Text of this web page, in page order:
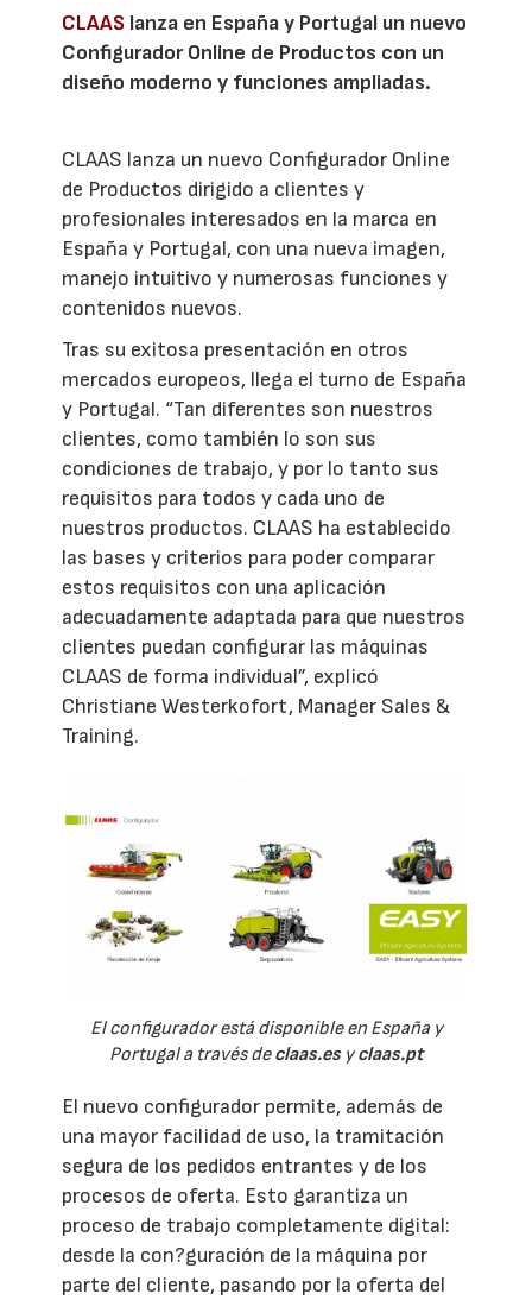
CLAAS lanza en España y Portugal un nuevo
Configurador Online de Productos con un
diseño moderno y funciones ampliadas.
CLAAS lanza un nuevo Configurador Online
de Productos dirigido a clientes y
profesionales interesados en la marca en
España y Portugal, con una nueva imagen,
manejo intuitivo y numerosas funciones y
contenidos nuevos.
Tras su exitosa presentación en otros
mercados europeos, llega el turno de España
y Portugal. “Tan diferentes son nuestros
clientes, como también lo son sus
condiciones de trabajo, y por lo tanto sus
requisitos para todos y cada uno de
nuestros productos. CLAAS ha establecido
las bases y criterios para poder comparar
estos requisitos con una aplicación
adecuadamente adaptada para que nuestros
clientes puedan configurar las máquinas
CLAAS de forma individual”, explicó
Christiane Westerkofort, Manager Sales &
Training.
El configurador está disponible en España y
Portugal a través declaas.esyclaas.pt
El nuevo configurador permite, además de
una mayor facilidad de uso, la tramitación
segura de los pedidos entrantes y de los
procesos de oferta. Esto garantiza un
proceso de trabajo completamente digital:
desde la con?guración de la máquina por
parte del cliente, pasando por la oferta del